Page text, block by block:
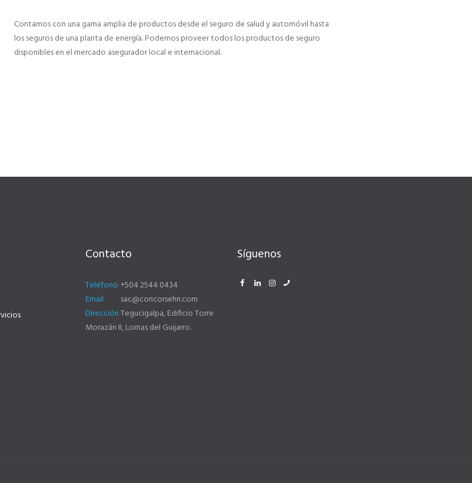
Contamos con una gama amplia de productos desde el seguro de salud y automóvil hasta
los seguros de una planta de energía. Podemos proveer todos los productos de seguro
disponibles en el mercado asegurador local e internacional.
Contacto
Teléfono +504 2544 0434
Email
sac@concorsehn.com
DirecciónTegucigalpa, Edificio Torre
Morazán II, Lomas del Guijarro.
Síguenos